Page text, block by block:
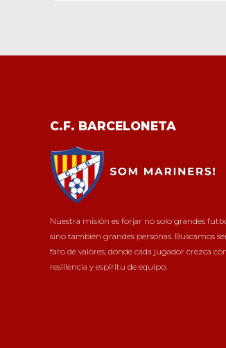
C.F. BARCELONETA
Nuestra misión es forjar no solo grandes
sino también grandes personas. Buscamos
faro de valores, donde cada jugador crezca
resiliencia y espíritu de equipo.